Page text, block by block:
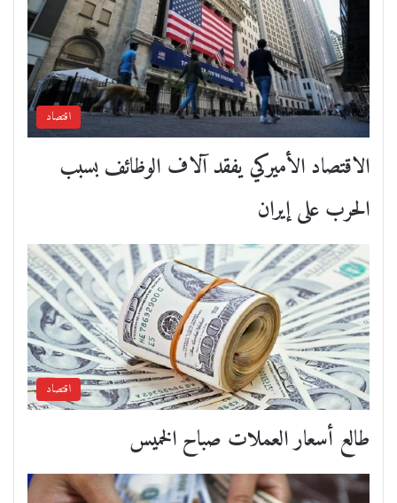
اقتصاد
الاقتصاد الأميركي يفقد آلاف الوظائف بسبب
الحرب على إيران
اقتصاد
طالع أسعار العملات صباح الخميس